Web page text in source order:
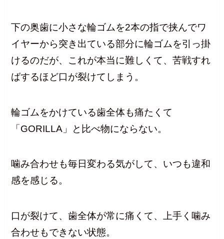
下の奥歯に小さな輪ゴムを2本の指で挟んでワ
イヤーから突き出ている部分に輪ゴムを引っ掛
けるのだが、これが本当に難しくて、苦戦すれ
ばするほど口が裂けてしまう。
輪ゴムをかけている歯全体も痛たくて
「GORILLA」と比べ物にならない。
噛み合わせも毎日変わる気がして、いつも違和
感を感じる。
口が裂けて、歯全体が常に痛くて、上手く噛み
合わせもできない状態。